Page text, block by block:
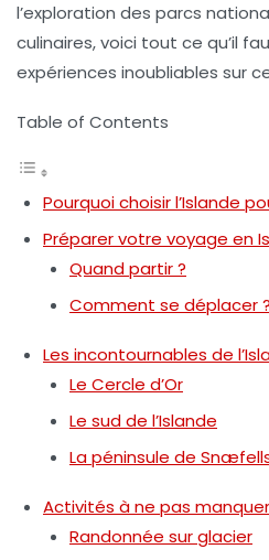
l’exploration des parcs
culinaires, voici tout ce qu’il
expériences inoubliables sur
Table of Contents
Pourquoi choisir l’Islande
Préparer votre voyage en
Quand partir ?
Comment se déplacer ?
Les incontournables de
Le Cercle d’Or
Le sud de l’Islande
La péninsule de
Activités à ne pas manquer
Randonnée sur glacier